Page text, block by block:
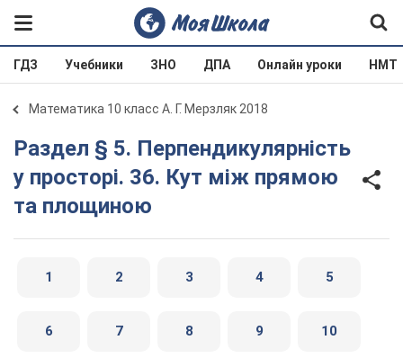
ГДЗ Учебники ЗНО ДПА Онлайн уроки НМТ
Математика 10 класс А. Г. Мерзляк 2018
Раздел § 5. Перпендикулярність
у просторі. 36. Кут між прямою
та площиною
1 2 3 4 5
6 7 8 9 10